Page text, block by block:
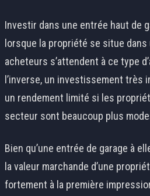
Investir dans une entrée haut de
lorsque la propriété se situe
acheteurs s’attendent à ce type
l’inverse, un investissement très
un rendement limité si les
secteur sont beaucoup plus
Bien qu’une entrée de garage à
la valeur marchande d’une
fortement à la première